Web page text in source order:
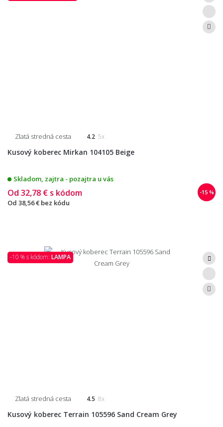
Zlatá stredná cesta 4.2 5x
Kusový koberec Mirkan 104105 Beige
Skladom, zajtra - pozajtra u vás
-15 %
Od 32,78 € s kódom
Od 38,56 € bez kódu
-10 % s kódom: LAMPA
Zlatá stredná cesta 4.5 8x
Kusový koberec Terrain 105596 Sand Cream Grey